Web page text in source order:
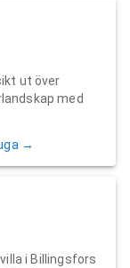
ut över
med
→
i Billingsfors